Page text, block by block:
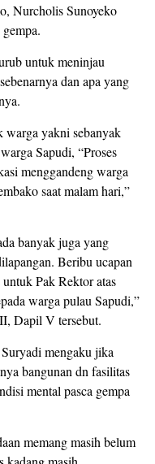
Nurcholis Sunoyeko
untuk meninjau
dan apa yang
warga yakni sebanyak
Sapudi, “Proses
menggandeng warga
saat malam hari,”
banyak juga yang
Beribu ucapan
Pak Rektor atas
warga pulau Sapudi,”
Dapil V tersebut.
mengaku jika
bangunan dn fasilitas
mental pasca gempa
memang masih belum